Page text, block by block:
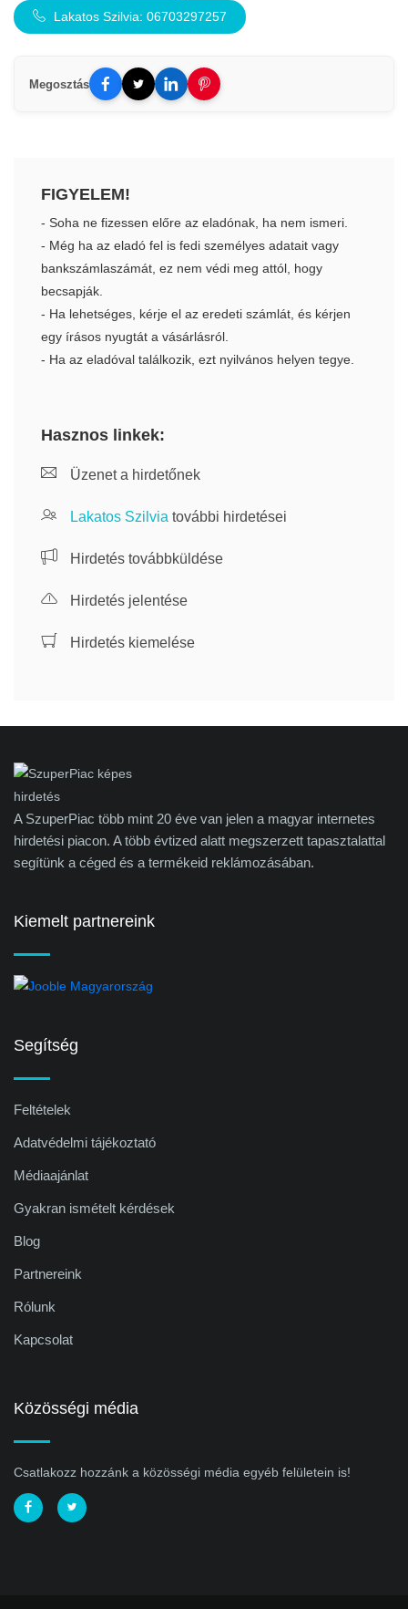
Lakatos Szilvia: 06703297257
Megosztás
FIGYELEM!
- Soha ne fizessen előre az eladónak, ha nem ismeri.
- Még ha az eladó fel is fedi személyes adatait vagy
bankszámlaszámát, ez nem védi meg attól, hogy
becsapják.
- Ha lehetséges, kérje el az eredeti számlát, és kérjen
egy írásos nyugtát a vásárlásról.
- Ha az eladóval találkozik, ezt nyilvános helyen tegye.
Hasznos linkek:
Üzenet a hirdetőnek
Lakatos Szilvia további hirdetései
Hirdetés továbbküldése
Hirdetés jelentése
Hirdetés kiemelése
A SzuperPiac több mint 20 éve van jelen a magyar internetes
hirdetési piacon. A több évtized alatt megszerzett tapasztalattal
segítünk a céged és a termékeid reklámozásában.
Kiemelt partnereink
Segítség
Feltételek
Adatvédelmi tájékoztató
Médiaajánlat
Gyakran ismételt kérdések
Blog
Partnereink
Rólunk
Kapcsolat
Közösségi média
Csatlakozz hozzánk a közösségi média egyéb felületein is!